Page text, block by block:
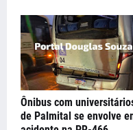
Ônibus com
de Palmital se envolve